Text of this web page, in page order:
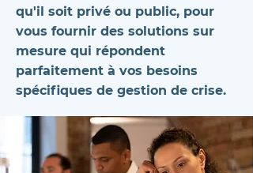
qu'il soit privé ou public, pour
vous fournir des solutions sur
mesure qui répondent
parfaitement à vos besoins
spécifiques de gestion de crise.